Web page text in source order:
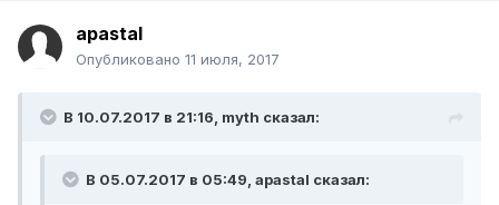
apastal
Опубликовано 11 июля, 2017
В 10.07.2017 в 21:16, myth сказал:
В 05.07.2017 в 05:49, apastal сказал: